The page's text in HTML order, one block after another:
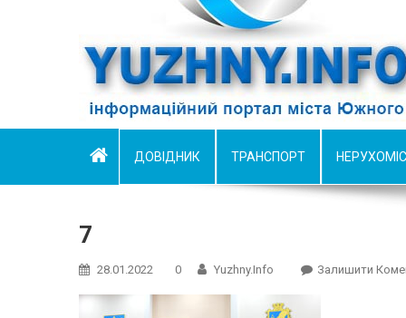
ДОВІДНИК ТРАНСПОРТ
7
28.01.2022 0 Yuzhny.info Залишити